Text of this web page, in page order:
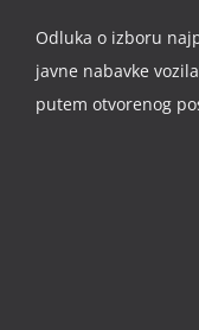
Odluka o izboru
javne nabavke
putem otvorenog